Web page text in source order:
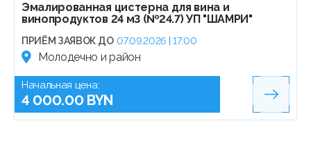
Эмалированная цистерна для вина и
винопродуктов 24 м3 (№24.7) УП "ШАМРИ"
ПРИЁМ ЗАЯВОК ДО 07.09.2026 | 17:00
Молодечно и район
Начальная цена:
4 000.00 BYN